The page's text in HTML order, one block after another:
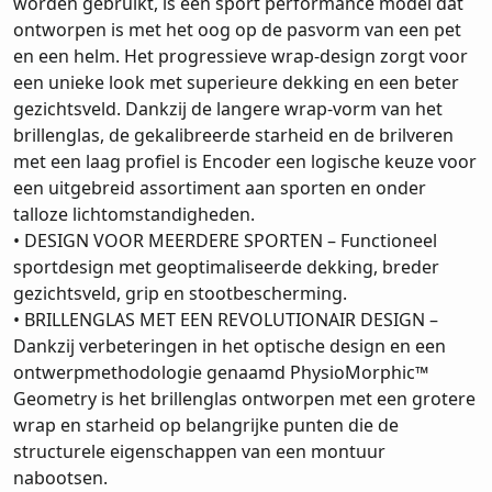
ontworpen is met het oog op de pasvorm van een pet
en een helm. Het progressieve wrap-design zorgt voor
een unieke look met superieure dekking en een beter
gezichtsveld. Dankzij de langere wrap-vorm van het
brillenglas, de gekalibreerde starheid en de brilveren
met een laag profiel is Encoder een logische keuze voor
een uitgebreid assortiment aan sporten en onder
talloze lichtomstandigheden.
• DESIGN VOOR MEERDERE SPORTEN – Functioneel
sportdesign met geoptimaliseerde dekking, breder
gezichtsveld, grip en stootbescherming.
• BRILLENGLAS MET EEN REVOLUTIONAIR DESIGN –
Dankzij verbeteringen in het optische design en een
ontwerpmethodologie genaamd PhysioMorphic™
Geometry is het brillenglas ontworpen met een grotere
wrap en starheid op belangrijke punten die de
structurele eigenschappen van een montuur
nabootsen.